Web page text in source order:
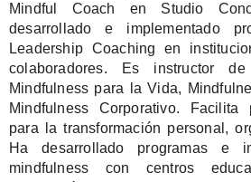
Mindful Coach en Studio
desarrollado e implementado
Leadership Coaching en
colaboradores. Es instructor
Mindfulness para la Vida,
Mindfulness Corporativo.
para la transformación personal,
Ha desarrollado programas e
mindfulness con centros